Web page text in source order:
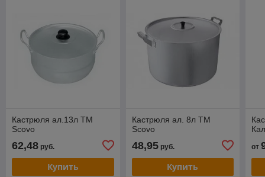
Кастрюля ал.13л ТМ
Scovo
62,48 руб.
Купить
Кастрюля ал. 8л ТМ
Scovo
48,95руб.
Купить
от